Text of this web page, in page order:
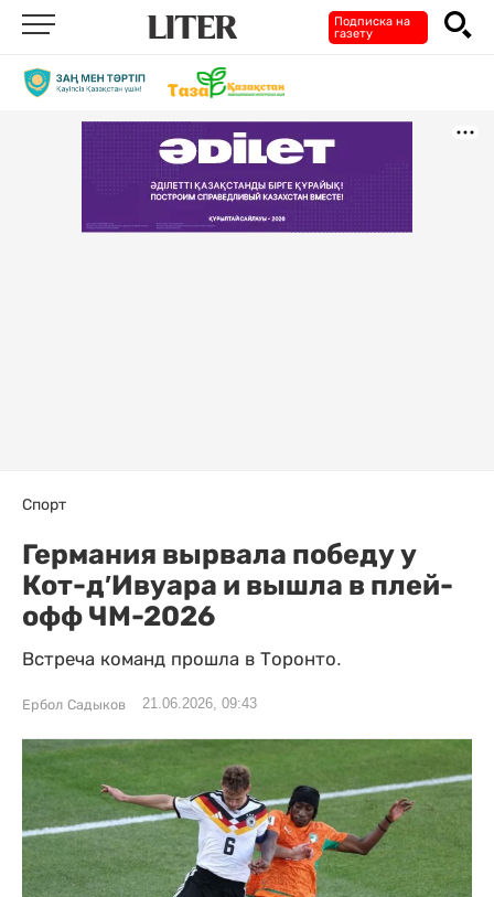
Подписка на
газету
Спорт
Германия вырвала победу у
Кот-д′Ивуара и вышла в плей-
офф ЧМ-2026
Встреча команд прошла в Торонто.
Ербол Садыков 21.06.2026, 09:43